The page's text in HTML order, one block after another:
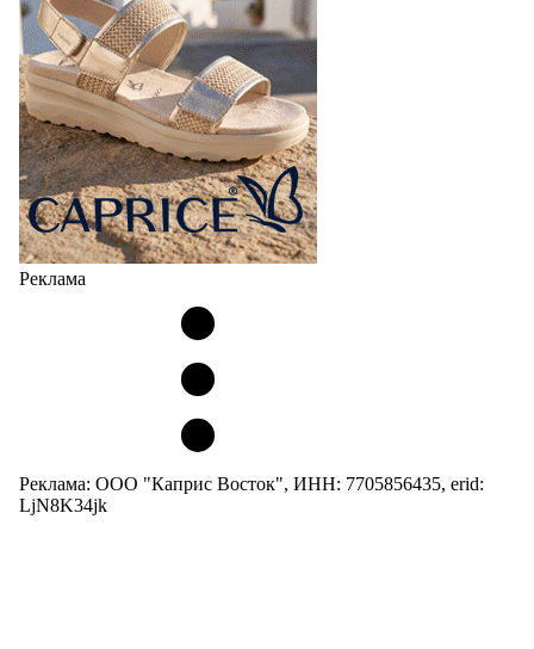
Реклама
Реклама: ООО "Каприс Восток", ИНН: 7705856435, erid:
LjN8K34jk